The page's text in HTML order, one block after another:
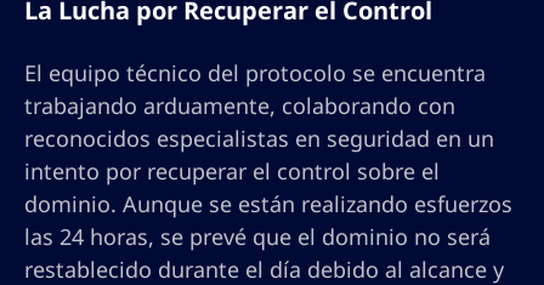
La Lucha por Recuperar el Control
El equipo técnico del protocolo se encuentra
trabajando arduamente, colaborando con
reconocidos especialistas en seguridad en un
intento por recuperar el control sobre el
dominio. Aunque se están realizando esfuerzos
las 24 horas, se prevé que el dominio no será
restablecido durante el día debido al alcance y